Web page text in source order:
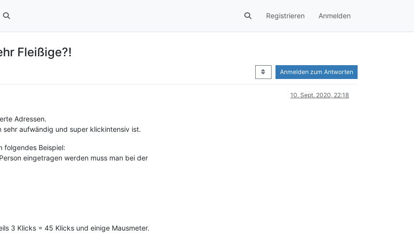
Registrieren Anmelden
Fleißige?!
Anmelden zum Antworten
10. Sept. 2020, 22:18
Adressen.
sehr aufwändig und super klickintensiv ist.
folgendes Beispiel:
eingetragen werden muss man bei der
3 Klicks = 45 Klicks und einige Mausmeter.